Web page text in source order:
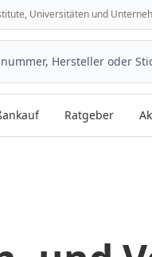
Universitäten und
Ratgeber